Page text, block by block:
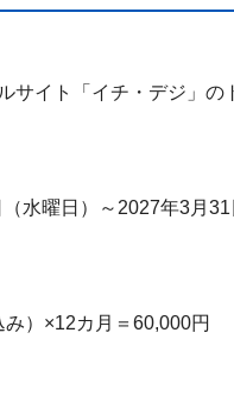
サイト「イチ・デジ」の
水曜日）～2027年3月31
）×12カ月＝60,000円